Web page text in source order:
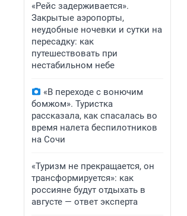
«Рейс задерживается».
Закрытые аэропорты,
неудобные ночевки и сутки на
пересадку: как
путешествовать при
нестабильном небе
«В переходе с вонючим
бомжом». Туристка
рассказала, как спасалась во
время налета беспилотников
на Сочи
«Туризм не прекращается, он
трансформируется»: как
россияне будут отдыхать в
августе — ответ эксперта